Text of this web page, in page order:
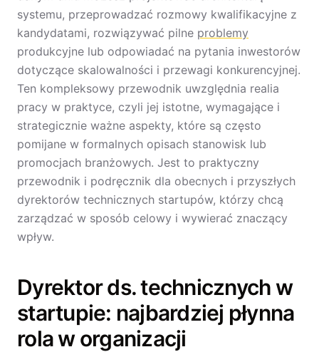
systemu, przeprowadzać rozmowy kwalifikacyjne z
kandydatami, rozwiązywać pilne problemy
produkcyjne lub odpowiadać na pytania inwestorów
dotyczące skalowalności i przewagi konkurencyjnej.
Ten kompleksowy przewodnik uwzględnia realia
pracy w praktyce, czyli jej istotne, wymagające i
strategicznie ważne aspekty, które są często
pomijane w formalnych opisach stanowisk lub
promocjach branżowych. Jest to praktyczny
przewodnik i podręcznik dla obecnych i przyszłych
dyrektorów technicznych startupów, którzy chcą
zarządzać w sposób celowy i wywierać znaczący
wpływ.
Dyrektor ds. technicznych w
startupie: najbardziej płynna
rola w organizacji